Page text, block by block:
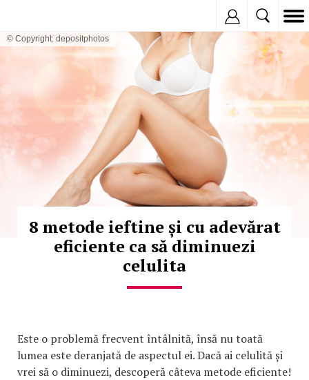
© Copyright: depositphotos
8 metode ieftine și cu adevărat
eficiente ca să diminuezi
celulita
Este o problemă frecvent întâlnită, însă nu toată
lumea este deranjată de aspectul ei. Dacă ai celulită și
vrei să o diminuezi, descoperă câteva metode eficiente!